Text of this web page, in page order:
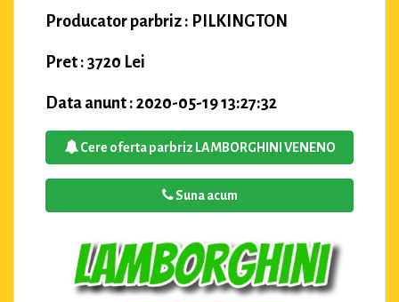
Producator parbriz : PILKINGTON
Pret : 3720 Lei
Data anunt : 2020-05-19 13:27:32
Cere oferta parbriz LAMBORGHINI VENENO
Suna acum